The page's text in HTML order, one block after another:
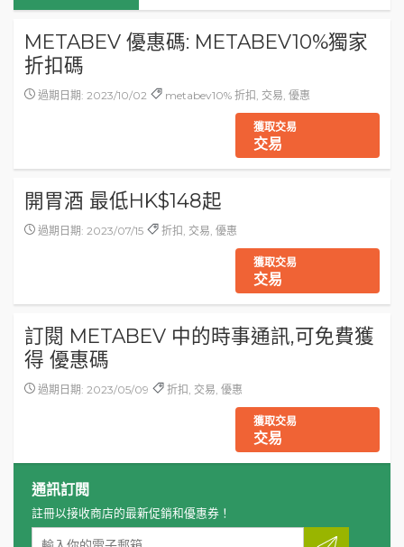
METABEV 優惠碼: METABEV10%獨家
折扣碼
過期日期: 2023/10/02 metabev10% 折扣, 交易, 優惠
獲取交易
交易
開胃酒 最低HK$148起
過期日期: 2023/07/15 折扣, 交易, 優惠
獲取交易
交易
訂閱 METABEV 中的時事通訊,可免費獲
得 優惠碼
過期日期: 2023/05/09 折扣, 交易, 優惠
獲取交易
交易
通訊訂閱
註冊以接收商店的最新促銷和優惠券！